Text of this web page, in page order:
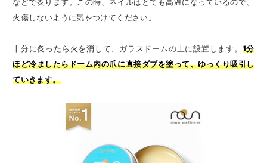
などで炙ります。この時、ネイルはとても高温になっているので、
火傷しないように気をつけてください。
十分に炙ったら火を消して、ガラスドームの上に設置します。 1分
ほど冷ましたらドーム内の爪に直接ダブを塗って、ゆっくり吸引し
ていきます。